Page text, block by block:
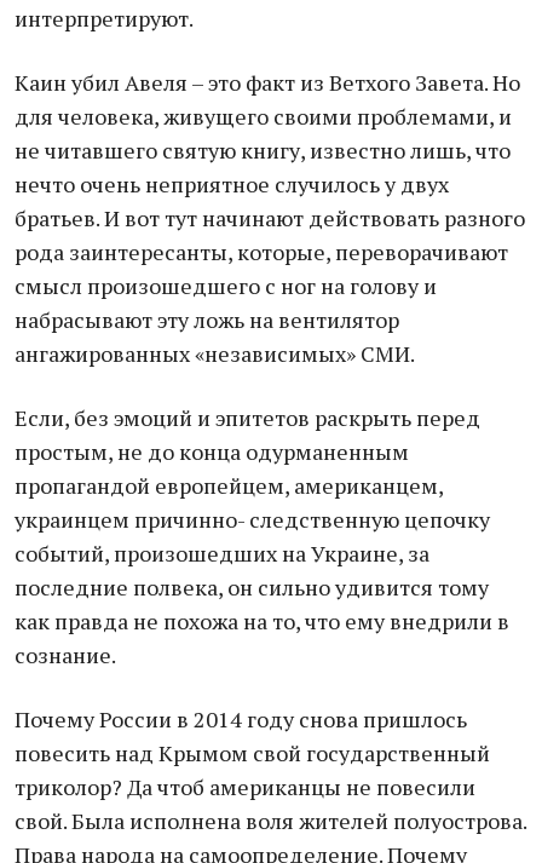
интерпретируют.
Каин убил Авеля – это факт из Ветхого Завета. Но
для человека, живущего своими проблемами, и
не читавшего святую книгу, известно лишь, что
нечто очень неприятное случилось у двух
братьев. И вот тут начинают действовать разного
рода заинтересанты, которые, переворачивают
смысл произошедшего с ног на голову и
набрасывают эту ложь на вентилятор
ангажированных «независимых» СМИ.
Если, без эмоций и эпитетов раскрыть перед
простым, не до конца одурманенным
пропагандой европейцем, американцем,
украинцем причинно- следственную цепочку
событий, произошедших на Украине, за
последние полвека, он сильно удивится тому
как правда не похожа на то, что ему внедрили в
сознание.
Почему России в 2014 году снова пришлось
повесить над Крымом свой государственный
триколор? Да чтоб американцы не повесили
свой. Была исполнена воля жителей полуострова.
Права народа на самоопределение. Почему